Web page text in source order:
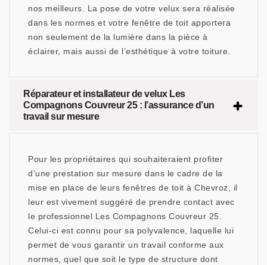
nos meilleurs. La pose de votre velux sera réalisée
dans les normes et votre fenêtre de toit apportera
non seulement de la lumière dans la pièce à
éclairer, mais aussi de l’esthétique à votre toiture.
Réparateur et installateur de velux Les
Compagnons Couvreur 25 : l’assurance d’un
travail sur mesure
Pour les propriétaires qui souhaiteraient profiter
d’une prestation sur mesure dans le cadre de la
mise en place de leurs fenêtres de toit à Chevroz, il
leur est vivement suggéré de prendre contact avec
le professionnel Les Compagnons Couvreur 25.
Celui-ci est connu pour sa polyvalence, laquelle lui
permet de vous garantir un travail conforme aux
normes, quel que soit le type de structure dont